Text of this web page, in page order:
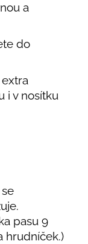
a
do
i v nosítku
pasu 9
hrudníček.)